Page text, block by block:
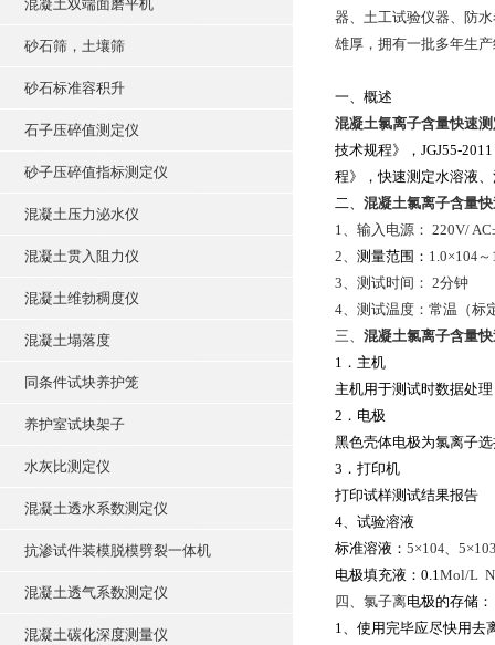
混凝土双端面磨平机
砂石筛，土壤筛
砂石标准容积升
石子压碎值测定仪
砂子压碎值指标测定仪
混凝土压力泌水仪
混凝土贯入阻力仪
混凝土维勃稠度仪
混凝土塌落度
同条件试块养护笼
养护室试块架子
水灰比测定仪
混凝土透水系数测定仪
抗渗试件装模脱模劈裂一体机
混凝土透气系数测定仪
混凝土碳化深度测量仪
器、土工试验仪器、防
雄厚，拥有一批多年生
一、概述
混凝土氯离子含量快速
技术规程》，JGJ55-
程》，快速测定水溶液
二、 混凝土氯离子含量
1、输入 电源： 220V/ AC
2、 测量范围： 1.0×104
3、测试时间： 2分钟
4、测试温度：常温（标
三、 混凝土氯离子含量
1 ．主机
主机用于测试时数据处
2 ．电极
黑色壳体电极为氯离子
3 ．打印机
打印试样测试结果报告
4、 试验溶液
标准溶液： 5×104、5×103
电极填充液：0.1Mol/L
四、氯子离电极的存储：
1、使用完毕应尽快用去